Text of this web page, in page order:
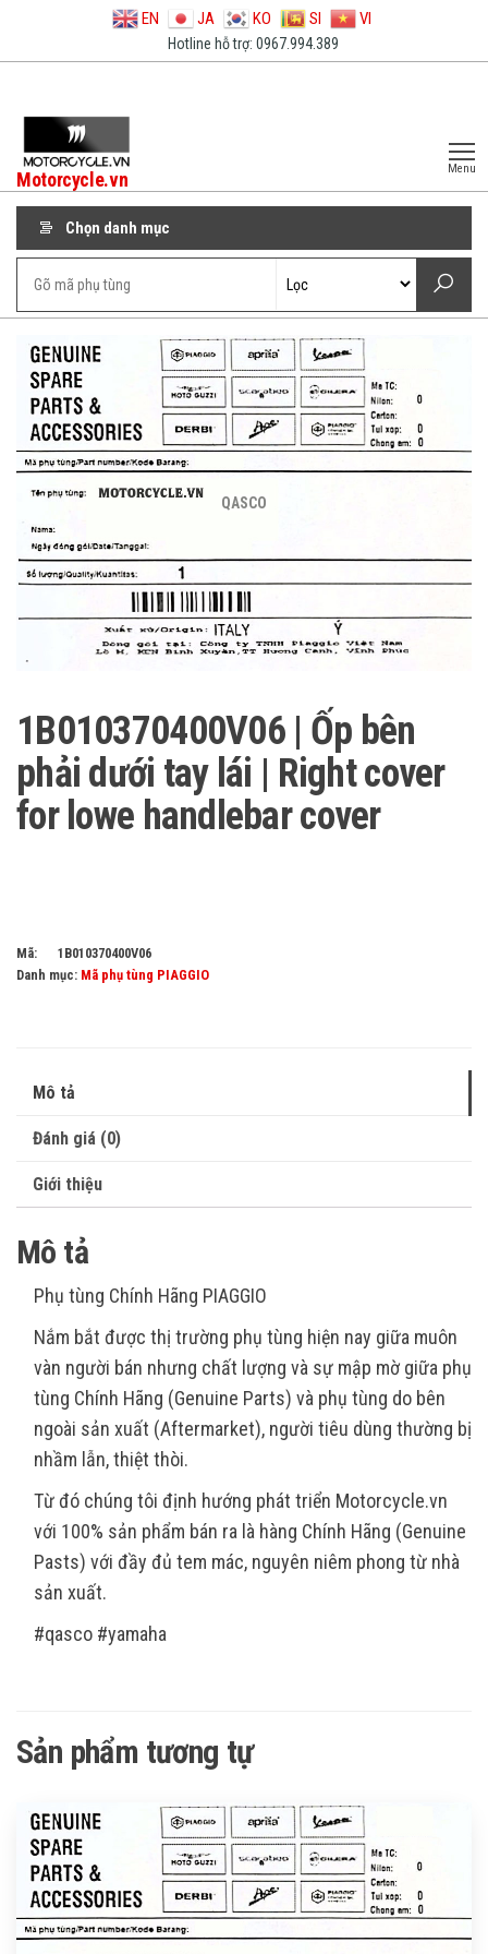
EN JA KO SI VI
Hotline hỗ trợ: 0967.994.389
Motorcycle.vn Menu
Chọn danh mục
QASCO
1B010370400V06 | Ốp bên
phải dưới tay lái | Right cover
for lowe handlebar cover
Mã:
1B010370400V06
Danh mục: Mã phụ tùng PIAGGIO
Mô tả
Đánh giá (0)
Giới thiệu
Mô tả
Phụ tùng Chính Hãng PIAGGIO
Nắm bắt được thị trường phụ tùng hiện nay giữa muôn
vàn người bán nhưng chất lượng và sự mập mờ giữa phụ
tùng Chính Hãng (Genuine Parts) và phụ tùng do bên
ngoài sản xuất (Aftermarket), người tiêu dùng thường bị
nhầm lẫn, thiệt thòi.
Từ đó chúng tôi định hướng phát triển Motorcycle.vn
với 100% sản phẩm bán ra là hàng Chính Hãng (Genuine
Pasts) với đầy đủ tem mác, nguyên niêm phong từ nhà
sản xuất.
#qasco #yamaha
Sản phẩm tương tự